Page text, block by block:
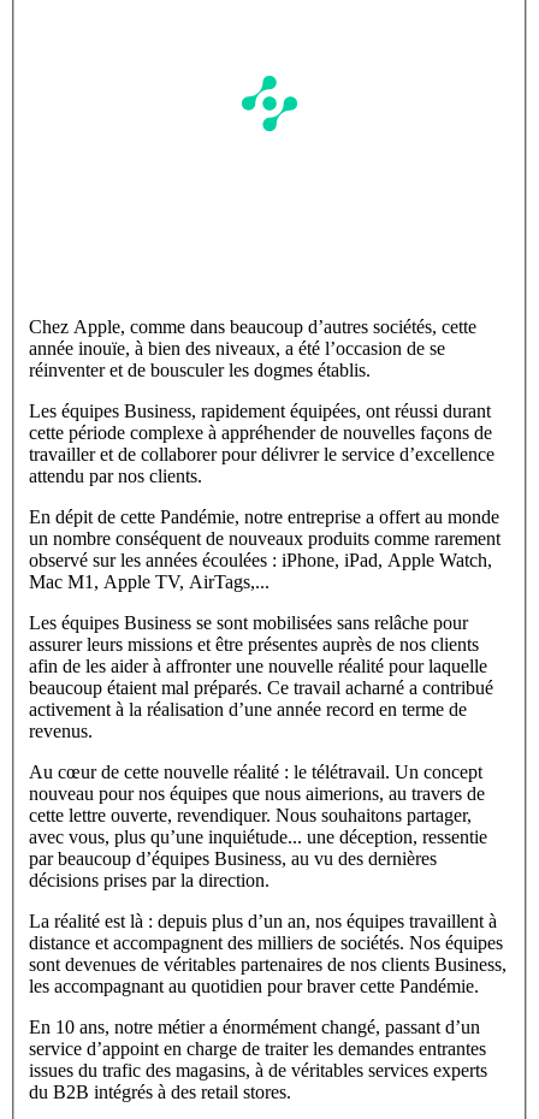
Chez Apple, comme dans beaucoup d’autres sociétés, cette
année inouïe, à bien des niveaux, a été l’occasion de se
réinventer et de bousculer les dogmes établis.
Les équipes Business, rapidement équipées, ont réussi durant
cette période complexe à appréhender de nouvelles façons de
travailler et de collaborer pour délivrer le service d’excellence
attendu par nos clients.
En dépit de cette Pandémie, notre entreprise a offert au monde
un nombre conséquent de nouveaux produits comme rarement
observé sur les années écoulées : iPhone, iPad, Apple Watch,
Mac M1, Apple TV, AirTags,...
Les équipes Business se sont mobilisées sans relâche pour
assurer leurs missions et être présentes auprès de nos clients
afin de les aider à affronter une nouvelle réalité pour laquelle
beaucoup étaient mal préparés. Ce travail acharné a contribué
activement à la réalisation d’une année record en terme de
revenus.
Au cœur de cette nouvelle réalité : le télétravail. Un concept
nouveau pour nos équipes que nous aimerions, au travers de
cette lettre ouverte, revendiquer. Nous souhaitons partager,
avec vous, plus qu’une inquiétude... une déception, ressentie
par beaucoup d’équipes Business, au vu des dernières
décisions prises par la direction.
La réalité est là : depuis plus d’un an, nos équipes travaillent à
distance et accompagnent des milliers de sociétés. Nos équipes
sont devenues de véritables partenaires de nos clients Business,
les accompagnant au quotidien pour braver cette Pandémie.
En 10 ans, notre métier a énormément changé, passant d’un
service d’appoint en charge de traiter les demandes entrantes
issues du trafic des magasins, à de véritables services experts
du B2B intégrés à des retail stores.